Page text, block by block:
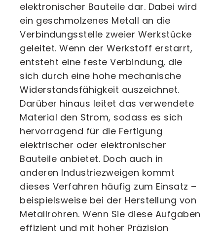
elektronischer Bauteile dar. Dabei wird
ein geschmolzenes Metall an die
Verbindungsstelle zweier Werkstücke
geleitet. Wenn der Werkstoff erstarrt,
entsteht eine feste Verbindung, die
sich durch eine hohe mechanische
Widerstandsfähigkeit auszeichnet.
Darüber hinaus leitet das verwendete
Material den Strom, sodass es sich
hervorragend für die Fertigung
elektrischer oder elektronischer
Bauteile anbietet. Doch auch in
anderen Industriezweigen kommt
dieses Verfahren häufig zum Einsatz –
beispielsweise bei der Herstellung von
Metallrohren. Wenn Sie diese Aufgaben
effizient und mit hoher Präzision